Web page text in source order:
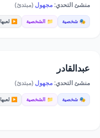
منشئ التحدي:مجهول (مبتدئ)
🎭 شخصية 📁 الشخصية ▶️ لعبها 12
عبدالقادر
منشئ التحدي:مجهول (مبتدئ)
🎭 شخصية 📁 الشخصية ▶️ لعبها 1